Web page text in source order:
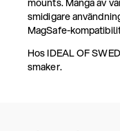
mounts. Många av
smidigare
MagSafe-
Hos IDEAL OF
smaker.